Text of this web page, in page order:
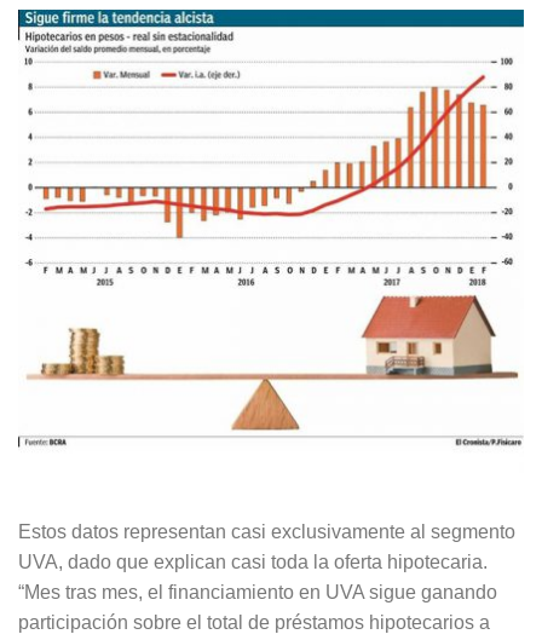
Estos datos representan casi exclusivamente al segmento
UVA, dado que explican casi toda la oferta hipotecaria.
“Mes tras mes, el financiamiento en UVA sigue ganando
participación sobre el total de préstamos hipotecarios a